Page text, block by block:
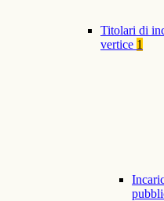
Titolari di
vertice 1